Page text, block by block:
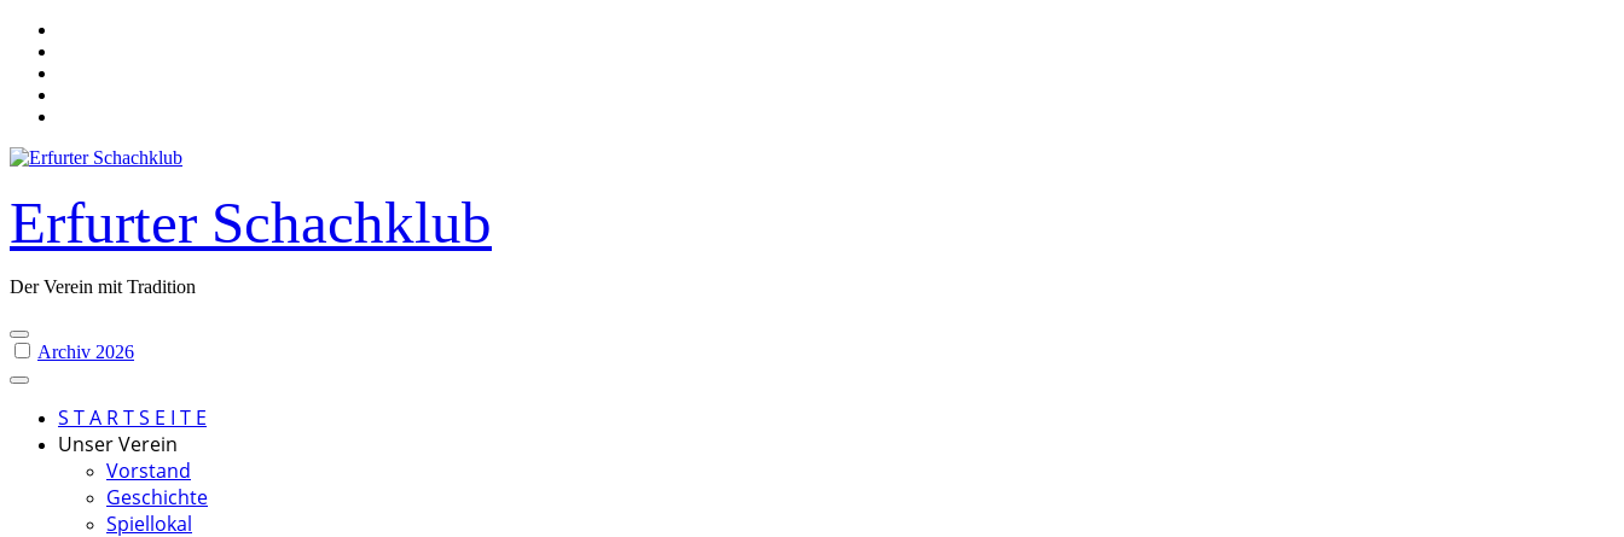
Skip
content
Erfurter Schachklub
Der Verein mit Tradition
Archiv 2026
S T A R T S E I T E
Unser Verein
Vorstand
Geschichte
Spiellokal